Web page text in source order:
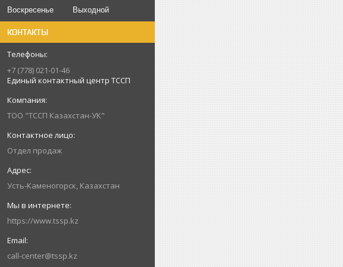
Воскресенье
Выходной
КОНТАКТЫ
+7 (778) 021-01-46
Единый контактный центр ТССП
ТОО "ТССП Казахстан-УК"
Отдел продаж
Усть-Каменогорск, Казахстан
https://www.tssp.kz
call-center@tssp.kz